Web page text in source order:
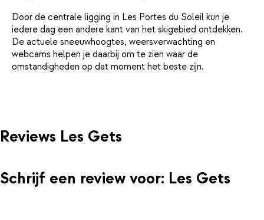
Door de centrale ligging in Les Portes du Soleil kun je
iedere dag een andere kant van het skigebied ontdekken.
De actuele sneeuwhoogtes, weersverwachting en
webcams helpen je daarbij om te zien waar de
omstandigheden op dat moment het beste zijn.
Reviews Les Gets
Schrijf een review voor: Les Gets